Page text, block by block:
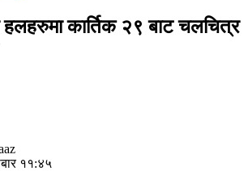
कार्तिक २९ बाट चलचित्र
११:४५